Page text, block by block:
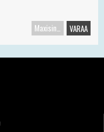
Maxisingle VARAA